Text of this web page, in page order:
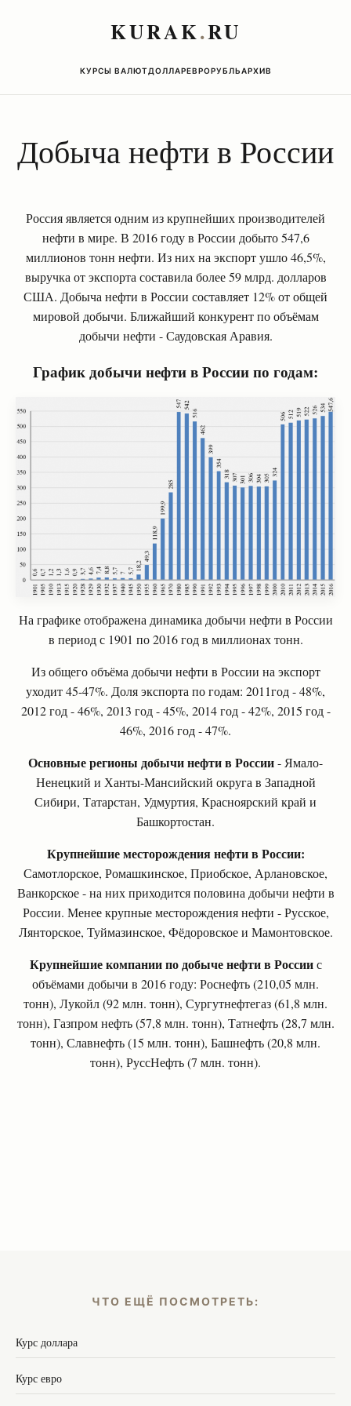
KURAK.RU
КУРСЫ ВАЛЮТДОЛЛАРЕВРОРУБЛЬАРХИВ
Добыча нефти в России
Россия является одним из крупнейших производителей
нефти в мире. В 2016 году в России добыто 547,6
миллионов тонн нефти. Из них на экспорт ушло 46,5%,
выручка от экспорта составила более 59 млрд. долларов
США. Добыча нефти в России составляет 12% от общей
мировой добычи. Ближайший конкурент по объёмам
добычи нефти - Саудовская Аравия.
График добычи нефти в России по годам:
На графике отображена динамика добычи нефти в России
в период с 1901 по 2016 год в миллионах тонн.
Из общего объёма добычи нефти в России на экспорт
уходит 45-47%. Доля экспорта по годам: 2011год - 48%,
2012 год - 46%, 2013 год - 45%, 2014 год - 42%, 2015 год -
46%, 2016 год - 47%.
Основные регионы добычи нефти в России- Ямало-
Ненецкий и Ханты-Мансийский округа в Западной
Сибири, Татарстан, Удмуртия, Красноярский край и
Башкортостан.
Крупнейшие месторождения нефти в России:
Самотлорское, Ромашкинское, Приобское, Арлановское,
Ванкорское - на них приходится половина добычи нефти в
России. Менее крупные месторождения нефти - Русское,
Лянторское, Туймазинское, Фёдоровское и Мамонтовское.
Крупнейшие компании по добыче нефти в Россиис
объёмами добычи в 2016 году: Роснефть (210,05 млн.
тонн), Лукойл (92 млн. тонн), Сургутнефтегаз (61,8 млн.
тонн), Газпром нефть (57,8 млн. тонн), Татнефть (28,7 млн.
тонн), Славнефть (15 млн. тонн), Башнефть (20,8 млн.
тонн), РуссНефть (7 млн. тонн).
ЧТО ЕЩЁ ПОСМОТРЕТЬ:
Курс доллара
Курс евро